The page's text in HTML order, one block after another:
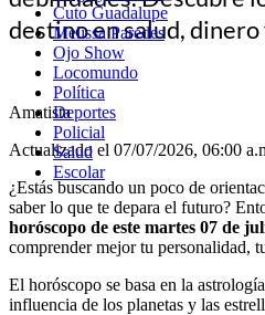
Cuto Guadalupe
Melissa Paredes
Ojo Show
Locomundo
Política
Deportes
Policial
Salud
Escolar
destino en salud, dinero
Amatista
Actualizado el 07/07/2026, 06:00
¿Estás buscando un poco de
saber lo que te depara el futuro?
horóscopo de este martes 07 de
comprender mejor tu personalidad,
El horóscopo se basa en la
influencia de los planetas y las